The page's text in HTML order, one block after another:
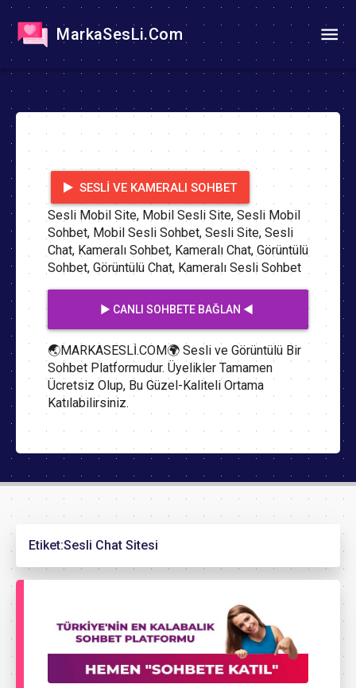
MarkaSesLi.Com
SESLI VE KAMERALI SOHBET
Sesli Mobil Site, Mobil Sesli Site, Sesli Mobil
Sohbet, Mobil Sesli Sohbet, Sesli Site, Sesli
Chat, Kameralı Sohbet, Kameralı Chat, Görüntülü
Sohbet, Görüntülü Chat, Kameralı Sesli Sohbet
▶️ CANLI SOHBETE BAĞLAN ◀️
🌏MARKASESLİ.COM🌍 Sesli ve Görüntülü Bir
Sohbet Platformudur. Üyelikler Tamamen
Ücretsiz Olup, Bu Güzel-Kaliteli Ortama
Katılabilirsiniz.
Etiket:Sesli Chat Sitesi